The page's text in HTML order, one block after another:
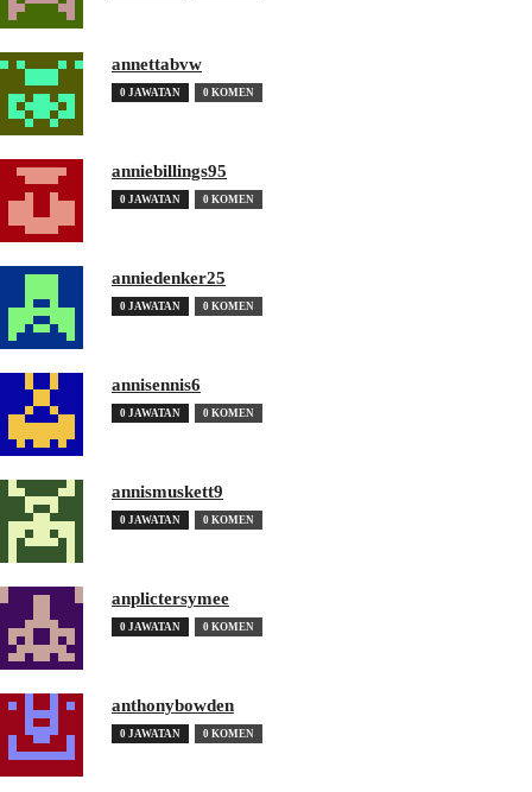
annettabvw
0 JAWATAN 0 KOMEN
anniebillings95
0 JAWATAN 0 KOMEN
anniedenker25
0 JAWATAN 0 KOMEN
annisennis6
0 JAWATAN 0 KOMEN
annismuskett9
0 JAWATAN 0 KOMEN
anplictersymee
0 JAWATAN 0 KOMEN
anthonybowden
0 JAWATAN 0 KOMEN